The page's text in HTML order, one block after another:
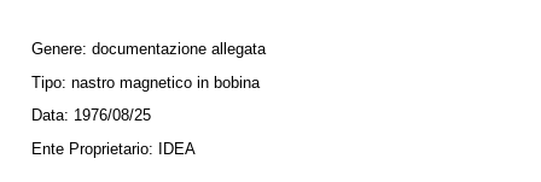
Genere: documentazione allegata
Tipo: nastro magnetico in bobina
Data: 1976/08/25
Ente Proprietario:
IDEA